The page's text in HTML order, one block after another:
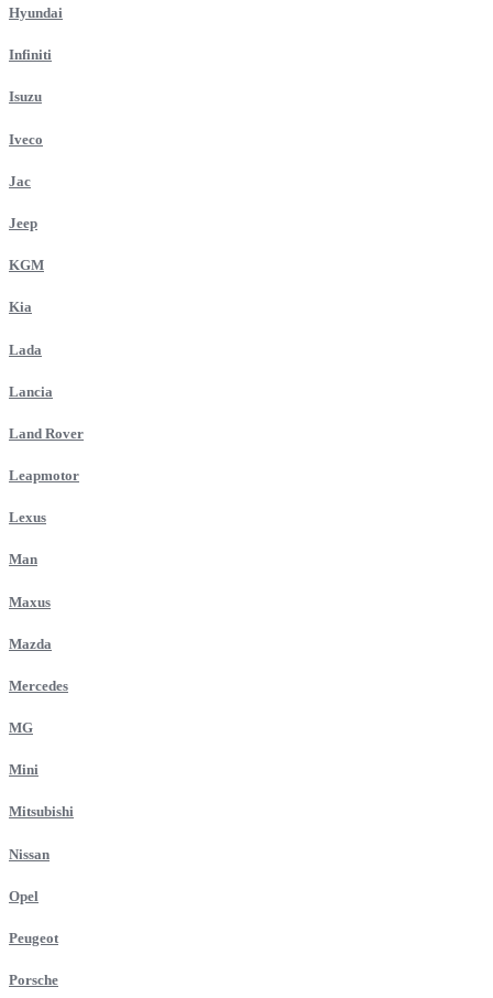
Hyundai
Infiniti
Isuzu
Iveco
Jac
Jeep
KGM
Kia
Lada
Lancia
Land Rover
Leapmotor
Lexus
Man
Maxus
Mazda
Mercedes
MG
Mini
Mitsubishi
Nissan
Opel
Peugeot
Porsche